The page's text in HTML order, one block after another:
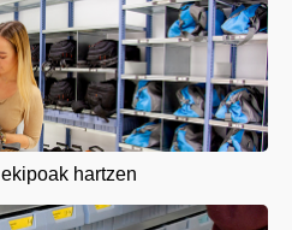
hartzen